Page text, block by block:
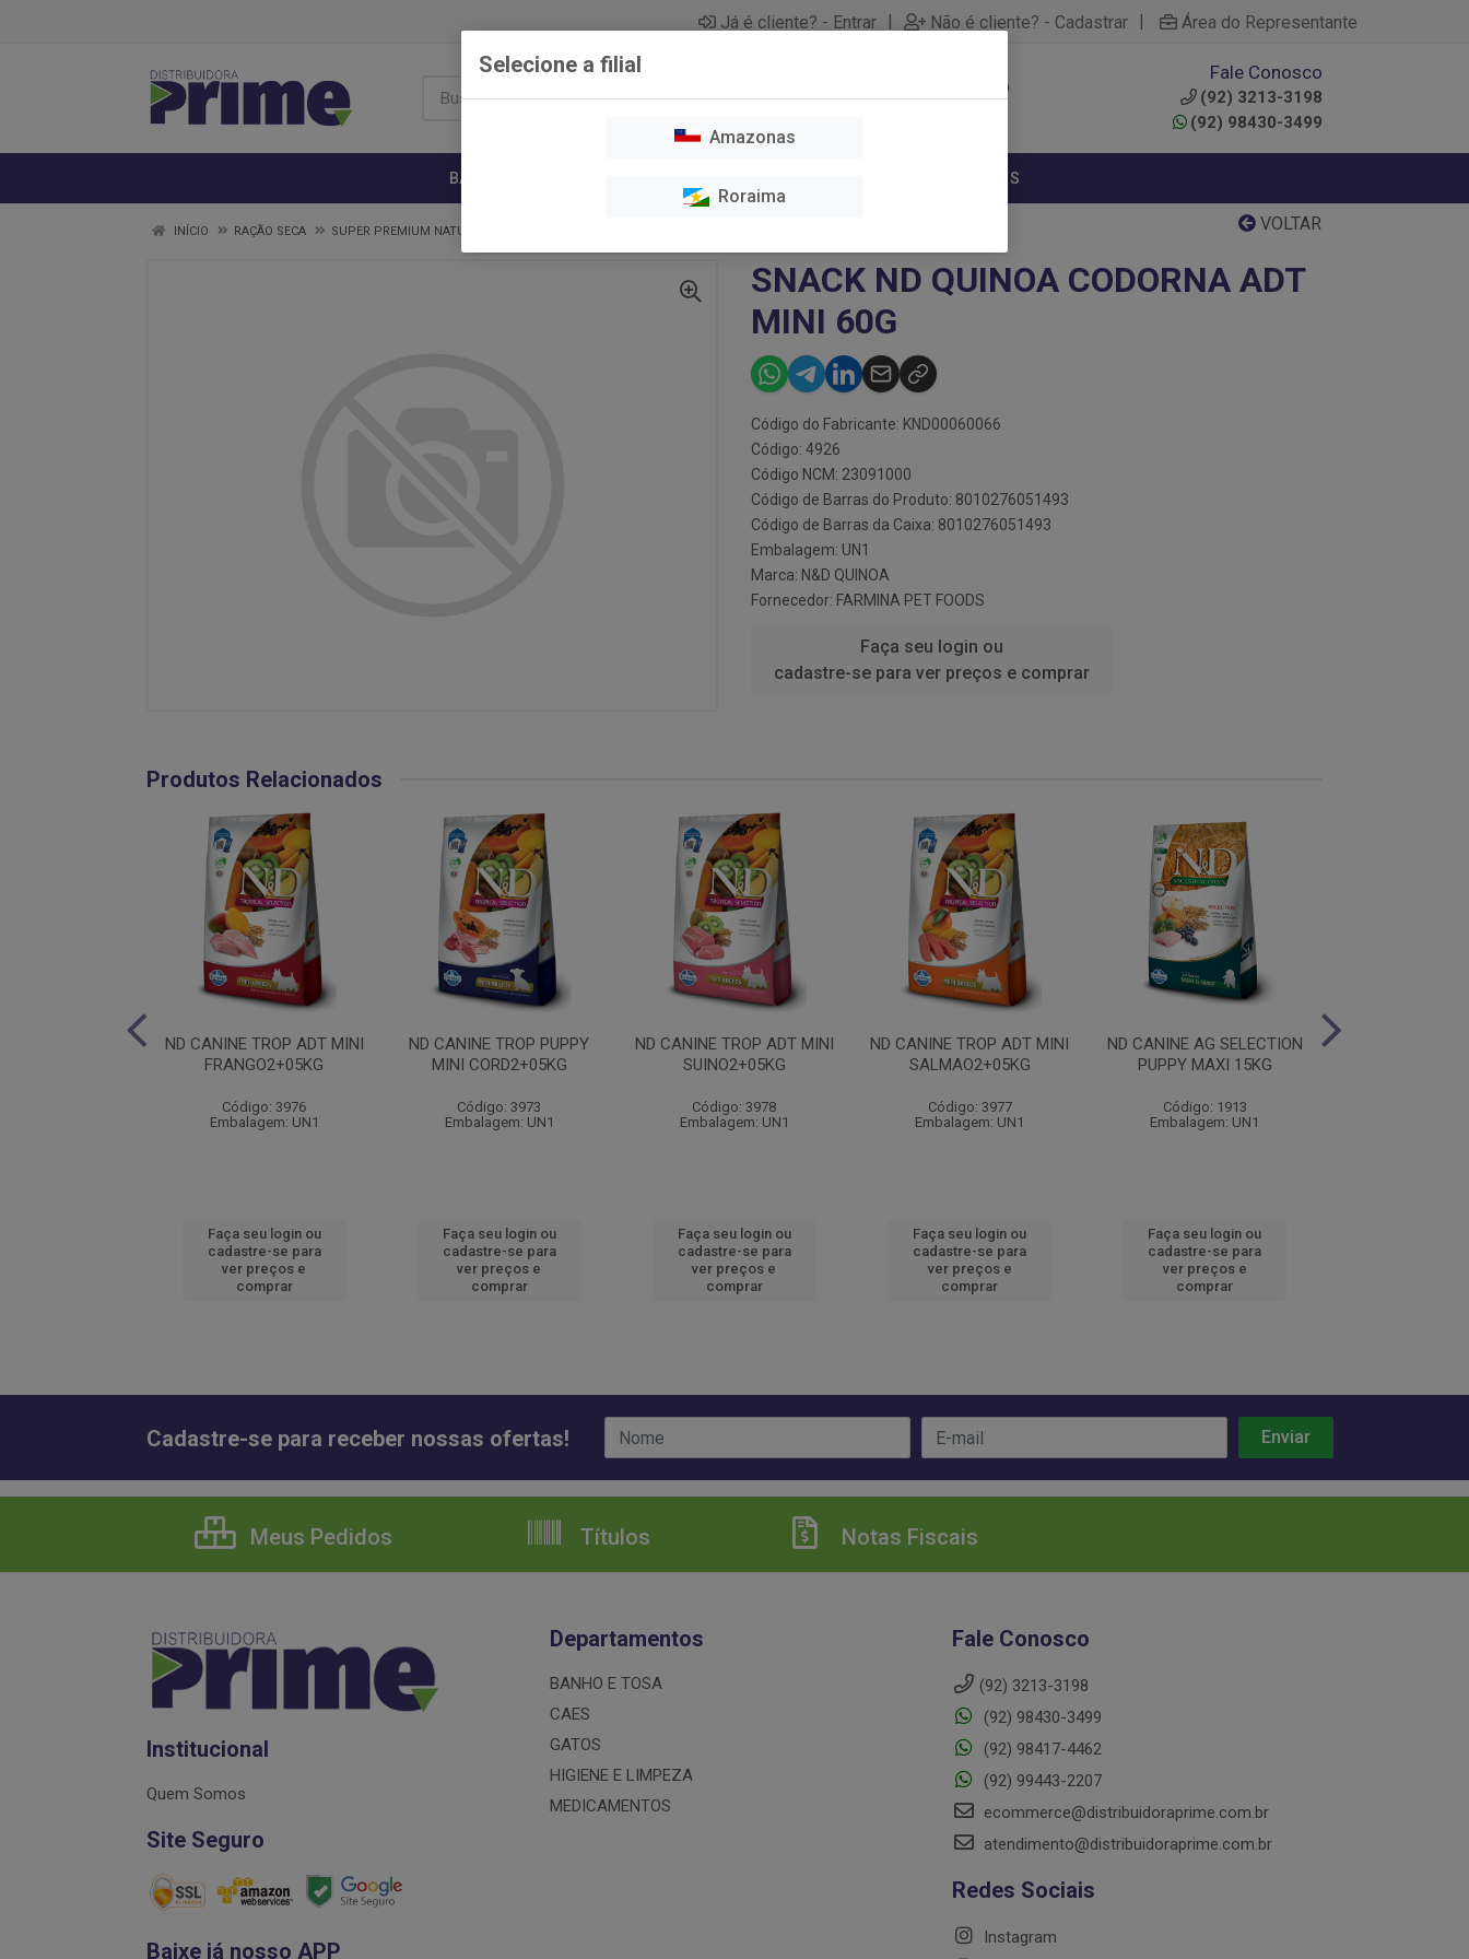
Já é cliente? - Entrar | Não é cliente? - Cadastrar | Área do Representante
Fale Conosco
(92) 3213-3198
(92) 98430-3499
BANHO E TOSA MEDICAMENTOS
VOLTAR
INÍCIO RAÇÃO SECA SUPER PREMIUM NATURAL
SNACK ND QUINOA CODORNA ADT
MINI 60G
Código do Fabricante: KND00060066
Código: 4926
Código NCM: 23091000
Código de Barras do Produto: 8010276051493
Código de Barras da Caixa: 8010276051493
Embalagem: UN1
Marca: N&D QUINOA
Fornecedor: FARMINA PET FOODS
Faça seu login ou
cadastre-se para ver preços e comprar
Produtos Relacionados
ND CANINE TROP ADT MINI
FRANGO2+05KG
Código: 3976
Embalagem: UN1
Faça seu login ou
cadastre-se para
ver preços e
comprar
ND CANINE TROP PUPPY
MINI CORD2+05KG
Código: 3973
Embalagem: UN1
Faça seu login ou
cadastre-se para
ver preços e
comprar
ND CANINE TROP ADT MINI
SUINO2+05KG
Código: 3978
Embalagem: UN1
Faça seu login ou
cadastre-se para
ver preços e
comprar
ND CANINE TROP ADT MINI
SALMAO2+05KG
Código: 3977
Embalagem: UN1
Faça seu login ou
cadastre-se para
ver preços e
comprar
ND CANINE AG SELECTION
PUPPY MAXI 15KG
Código: 1913
Embalagem: UN1
Faça seu login ou
cadastre-se para
ver preços e
comprar
Cadastre-se para receber nossas ofertas!
Meus Pedidos Títulos Notas Fiscais
Institucional
Quem Somos
Site Seguro
Baixe já nosso APP
Departamentos
BANHO E TOSA
CAES
GATOS
HIGIENE E LIMPEZA
MEDICAMENTOS
Fale Conosco
(92) 3213-3198
(92) 98430-3499
(92) 98417-4462
(92) 99443-2207
ecommerce@distribuidoraprime.com.br
atendimento@distribuidoraprime.com.br
Redes Sociais
Instagram
Selecione a filial
Amazonas
Roraima